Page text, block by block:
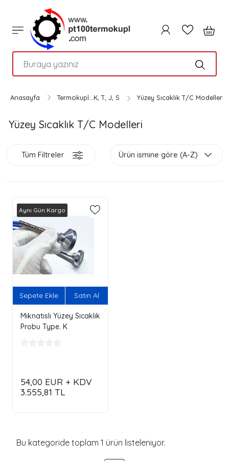
Anasayfa Termokupl...K, T, J, S Yüzey Sıcaklık T/C Modelleri
Yüzey Sıcaklık T/C Modelleri
Tüm Filtreler Ürün ismine göre (A-Z)
Aynı Gün Kargo
Mıknatıslı Yüzey Sıcaklık
Probu Type. K
54,00 EUR + KDV
3.555,81 TL
Sepete Ekle Satın Al
Bu kategoride toplam 1 ürün listeleniyor.